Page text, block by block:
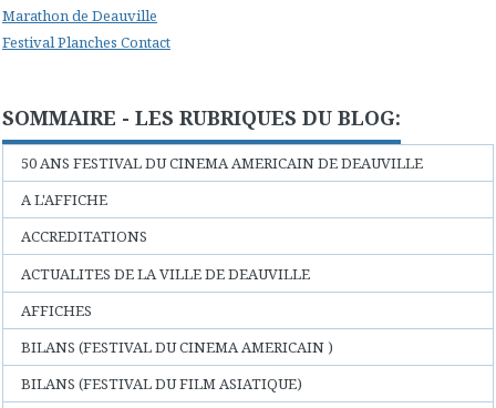
Marathon de Deauville
Festival Planches Contact
SOMMAIRE - LES RUBRIQUES DU BLOG:
50 ANS FESTIVAL DU CINEMA AMERICAIN DE DEAUVILLE
A L'AFFICHE
ACCREDITATIONS
ACTUALITES DE LA VILLE DE DEAUVILLE
AFFICHES
BILANS (FESTIVAL DU CINEMA AMERICAIN )
BILANS (FESTIVAL DU FILM ASIATIQUE)